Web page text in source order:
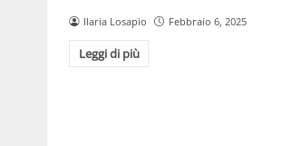
Ilaria Losapio Febbraio 6, 2025
Leggi di più